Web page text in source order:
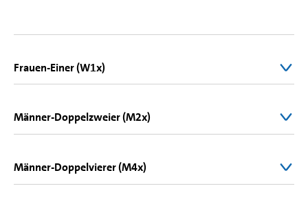
Frauen-Einer (W1x)
Männer-Doppelzweier (M2x)
Männer-Doppelvierer (M4x)